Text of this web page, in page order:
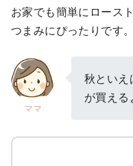
お家でも簡単にロース
つまみにぴったりです。
ママ
秋とい
が買える